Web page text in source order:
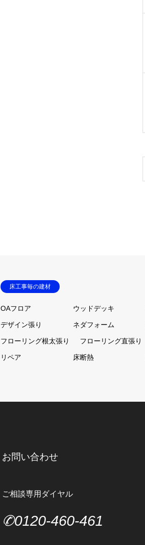
床工事毎の建材
OAフロア ウッドデッキ
デザイン張り ネダフォーム
フローリング根太張り フローリング直張り
リペア 床断熱
お問い合わせ
ご相談専用ダイヤル
✆0120-460-461